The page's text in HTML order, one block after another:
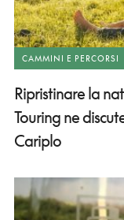
CAMMINI E PERCORSI
Ripristinare la
Touring ne
Cariplo